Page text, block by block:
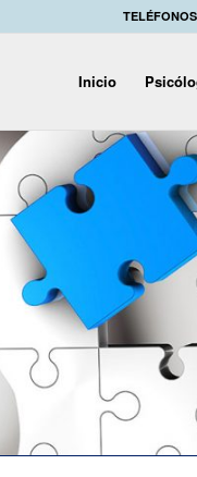
Inicio